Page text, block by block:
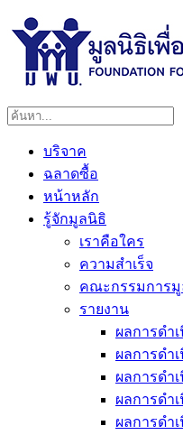
บริจาค
ฉลาดซื้อ
หน้าหลัก
รู้จักมูลนิธิ
เราคือใคร
ความสำเร็จ
คณะกรรมการ
รายงาน
ผลการดำ
ผลการดำ
ผลการดำ
ผลการดำ
ผลการดำ